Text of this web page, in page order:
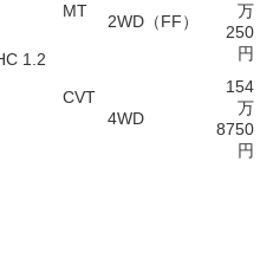
1.2
MT
2WD（FF）
万
250
円
CVT
4WD
154
万
8750
円